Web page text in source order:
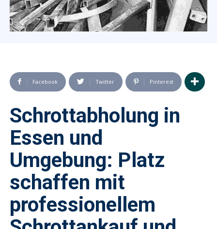
Facebook Twitter Pinterest
Schrottabholung in
Essen und
Umgebung: Platz
schaffen mit
professionellem